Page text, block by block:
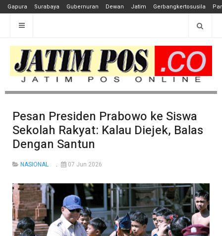
Gapura Surabaya Gubernuran Dewan Jatim Gerbangkertosusila
Pesan Presiden Prabowo ke Siswa
Sekolah Rakyat: Kalau Diejek, Balas
Dengan Santun
NASIONAL 07 Jun 2026